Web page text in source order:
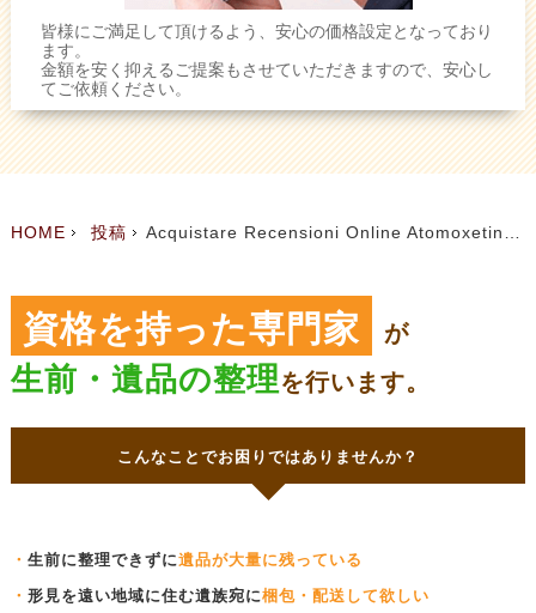
皆様にご満足して頂けるよう、安心の価格設定となっており
ます。
金額を安く抑えるご提案もさせていただきますので、安心し
てご依頼ください。
HOME 投稿 Acquistare Recensioni Online Atomoxetine A Buon Mercato
資格を持った専門家 が
生前・遺品の整理を行います。
こんなことでお困りではありませんか？
・ 生前に整理できずに遺品が大量に残っている
・ 形見を遠い地域に住む遺族宛に梱包・配送して欲しい